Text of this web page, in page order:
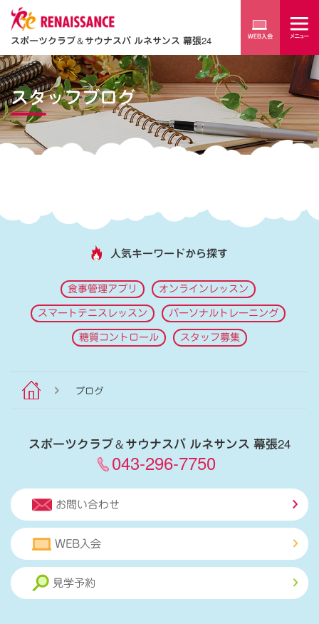
スポーツクラブ＆サウナスパ ルネサンス 幕張24
スタッフブログ
人気キーワードから探す
食事管理アプリ オンラインレッスン
スマートテニスレッスン パーソナルトレーニング
糖質コントロール スタッフ募集
ブログ
スポーツクラブ＆サウナスパ ルネサンス 幕張24
043-296-7750
お問い合わせ
WEB入会
見学予約